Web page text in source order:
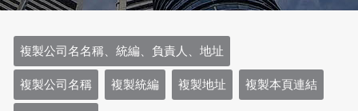
複製公司名名稱、統編、負責人、地址
複製公司名稱 複製統編 複製地址 複製本頁連結